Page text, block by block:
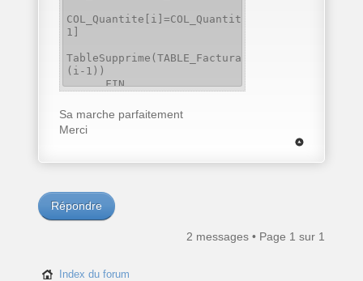
1]
TableSupprime(TABLE_Facturation,
(i-1))
FIN
Sa marche parfaitement
Merci
Répondre
2 messages • Page 1 sur 1
Index du forum